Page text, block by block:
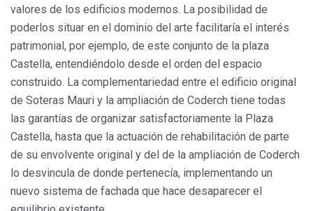
valores de los edificios modernos. La posibilidad de
poderlos situar en el dominio del arte facilitaría el interés
patrimonial, por ejemplo, de este conjunto de la plaza
Castella, entendiéndolo desde el orden del espacio
construido. La complementariedad entre el edificio original
de Soteras Mauri y la ampliación de Coderch tiene todas
las garantías de organizar satisfactoriamente la Plaza
Castella, hasta que la actuación de rehabilitación de parte
de su envolvente original y del de la ampliación de Coderch
lo desvincula de donde pertenecía, implementando un
nuevo sistema de fachada que hace desaparecer el